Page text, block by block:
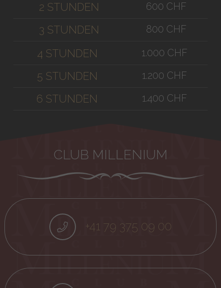
2 STUNDEN 600 CHF
3 STUNDEN 800 CHF
4 STUNDEN 1.000 CHF
5 STUNDEN 1.200 CHF
6 STUNDEN 1.400 CHF
CLUB MILLENIUM
+41 79 375 09 00